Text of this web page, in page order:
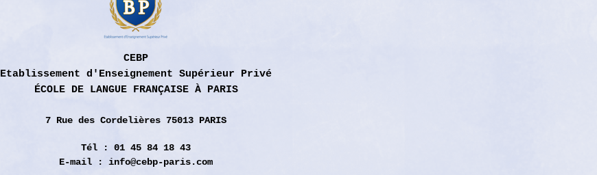
CEBP
Etablissement d'Enseignement Supérieur Privé
ÉCOLE DE LANGUE FRANÇAISE À PARIS
7 Rue des Cordelières 75013 PARIS
Tél : 01 45 84 18 43
E-mail : info@cebp-paris.com